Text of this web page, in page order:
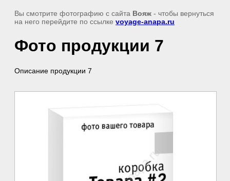
Вы смотрите фотографию с сайта Вояж - чтобы вернуться
на него перейдите по ссылке voyage-anapa.ru
Фото продукции 7
Описание продукции 7